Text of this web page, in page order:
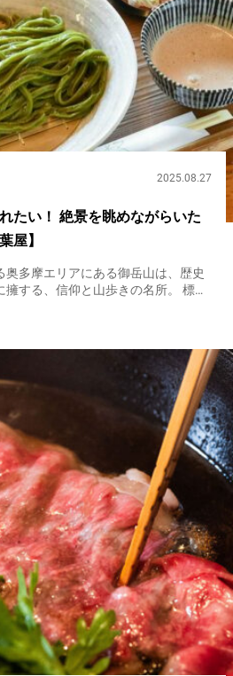
2025.08.27
たい！ 絶景を眺めながらいた
屋】
多摩エリアにある御岳山は、歴史
する、信仰と山歩きの名所。 標高
賑わいます。 その一角にある『紅